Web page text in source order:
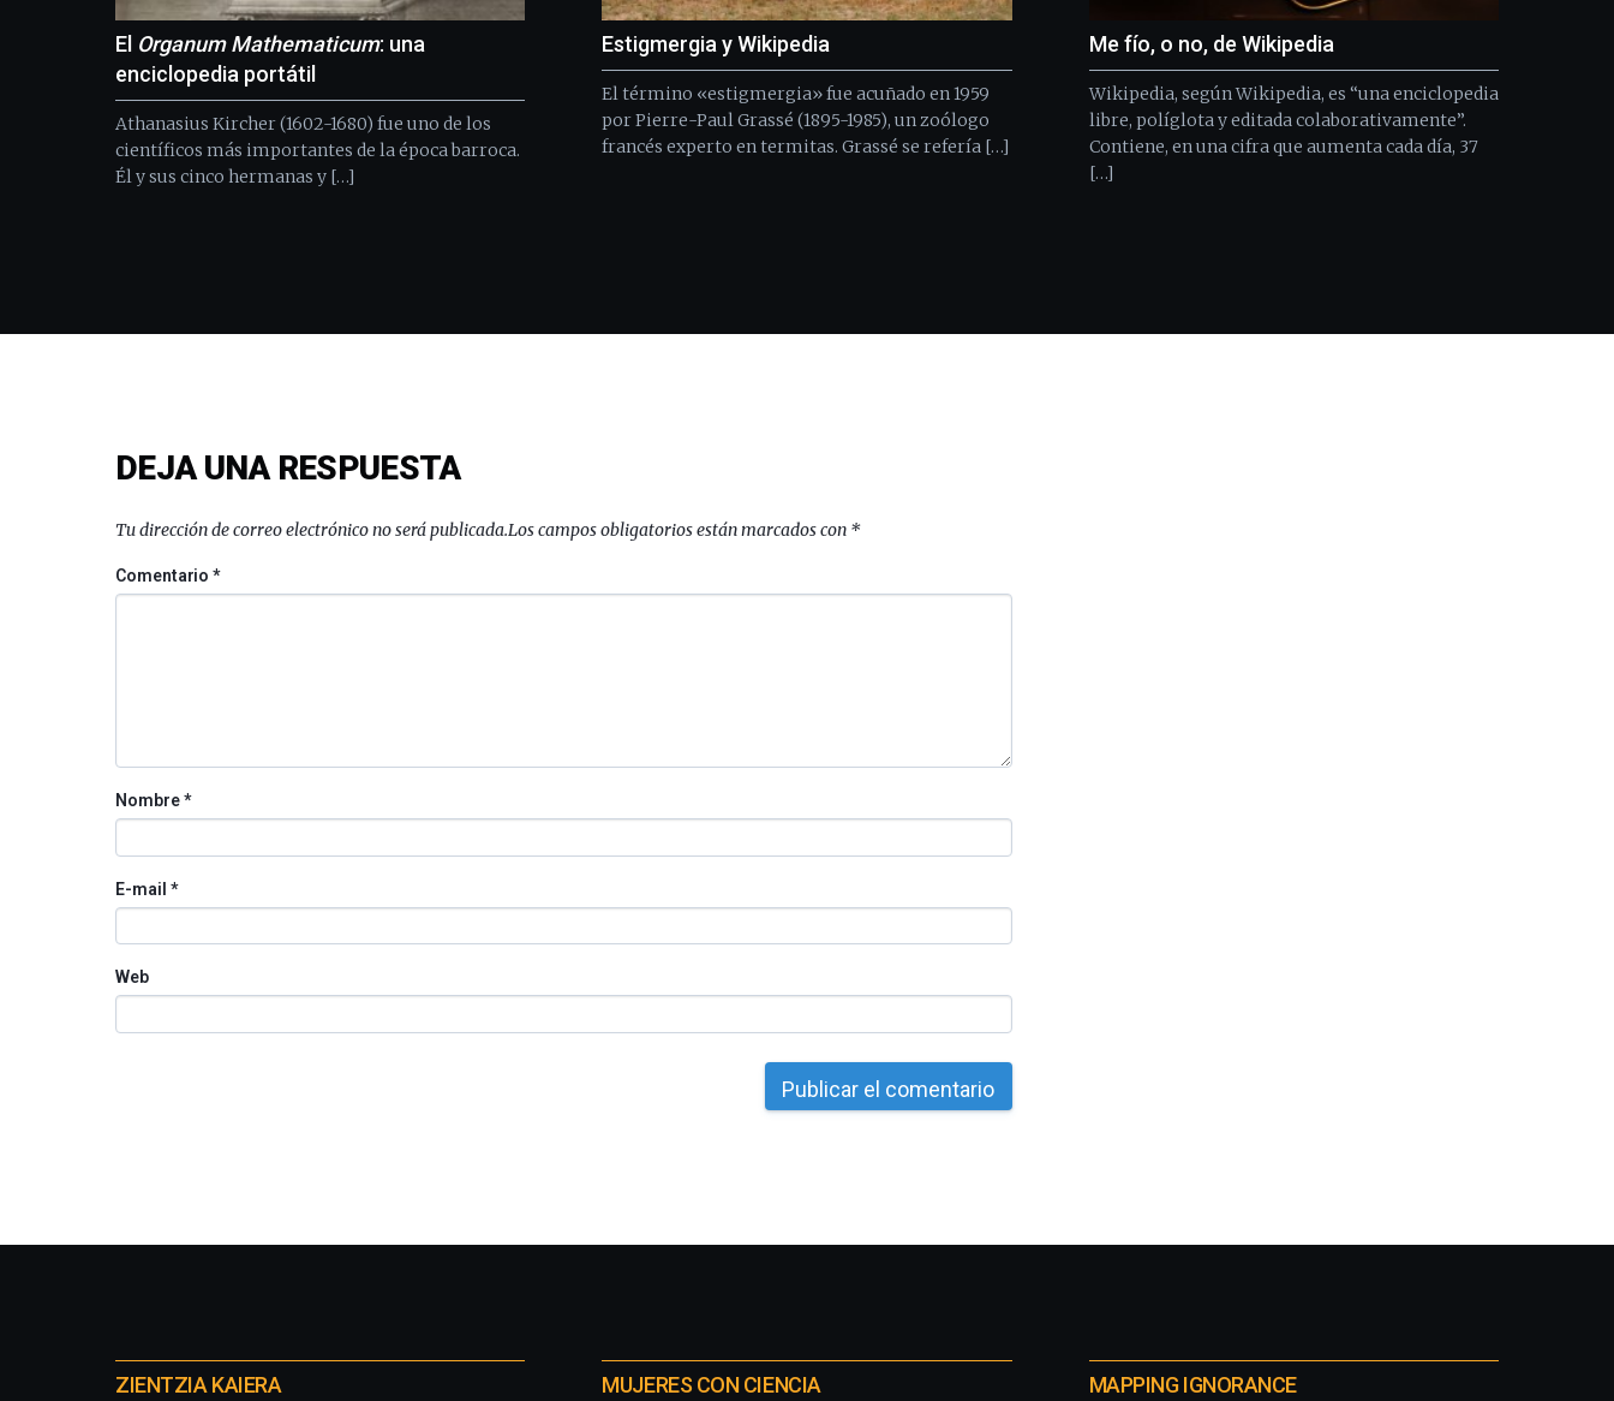
exposiciones,
conferencias,
docufórums
y
espectáculos
4
El Organum Mathematicum: una
enciclopedia portátil
Athanasius Kircher (1602-1680) fue uno de los
científicos más importantes de la época barroca.
Él y sus cinco hermanas y […]
Estigmergia y Wikipedia
El término «estigmergia» fue acuñado en 1959
por Pierre-Paul Grassé (1895-1985), un zoólogo
francés experto en termitas. Grassé se refería […]
Me fío, o no, de Wikipedia
Wikipedia, según Wikipedia, es “una enciclopedia
libre, políglota y editada colaborativamente”.
Contiene, en una cifra que aumenta cada día, 37
[…]
DEJA UNA RESPUESTA
Tu dirección de correo electrónico no será publicada.Los campos obligatorios están marcados con *
Comentario*
Nombre*
E-mail *
Web
ZIENTZIA KAIERA MUJERES CON CIENCIA MAPPING IGNORANCE